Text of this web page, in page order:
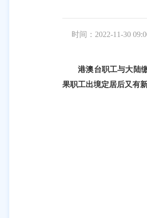
时间：2022-11-30
港澳台职工与大陆
果职工出境定居后又有